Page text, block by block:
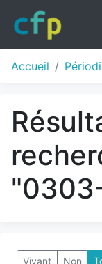
Accueil
Vivant Non